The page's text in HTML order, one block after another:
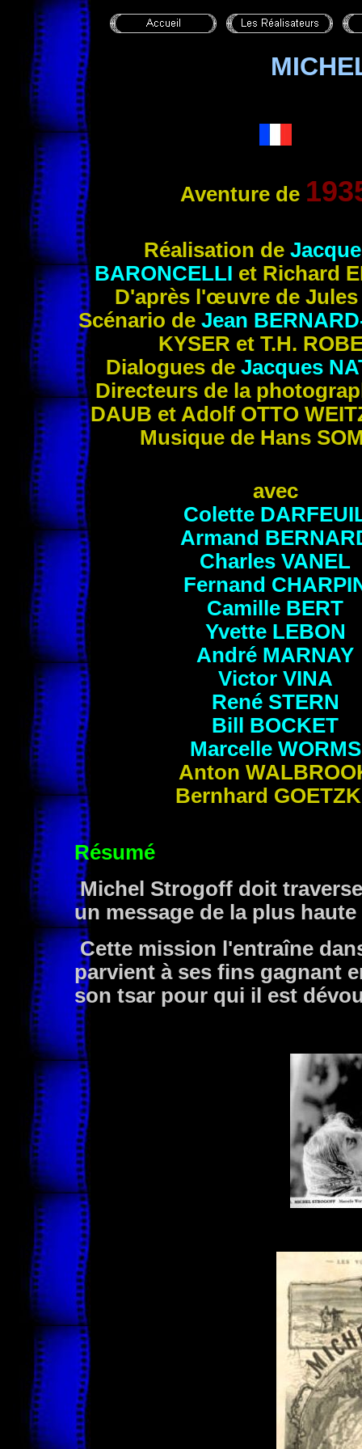
Aventure de
Réalisation de
BARONCELLI et Richard
D'après l'œuvre de
Scénario de Jean
KYSER et T.H.
Dialogues de Jacques
Directeurs de la
DAUB et Adolf OTTO
Musique de Hans
avec
Colette
Armand
Charles VANEL
Fernand
Camille BERT
Yvette LEBON
André MARNAY
Victor VINA
René STERN
Bill BOCKET
Marcelle WORMS
Anton
Bernhard
Résumé
Michel Strogoff doit
un message de la plus
Cette mission l'entraîne
parvient à ses fins gagnant
son tsar pour qui il est